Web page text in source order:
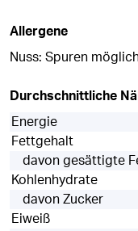
Allergene
Nuss: Spuren
Durchschnittliche
Energie
Fettgehalt
davon gesättigte
Kohlenhydrate
davon Zucker
Eiweiß